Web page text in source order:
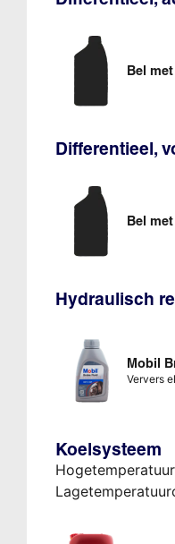
Bel
Differentieel,
Bel
Hydraulisch
Mobil
Ververs
Koelsysteem